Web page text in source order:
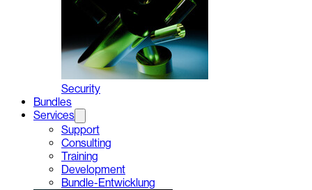
Security
Bundles
Services
Support
Consulting
Training
Development
Bundle-Entwicklung